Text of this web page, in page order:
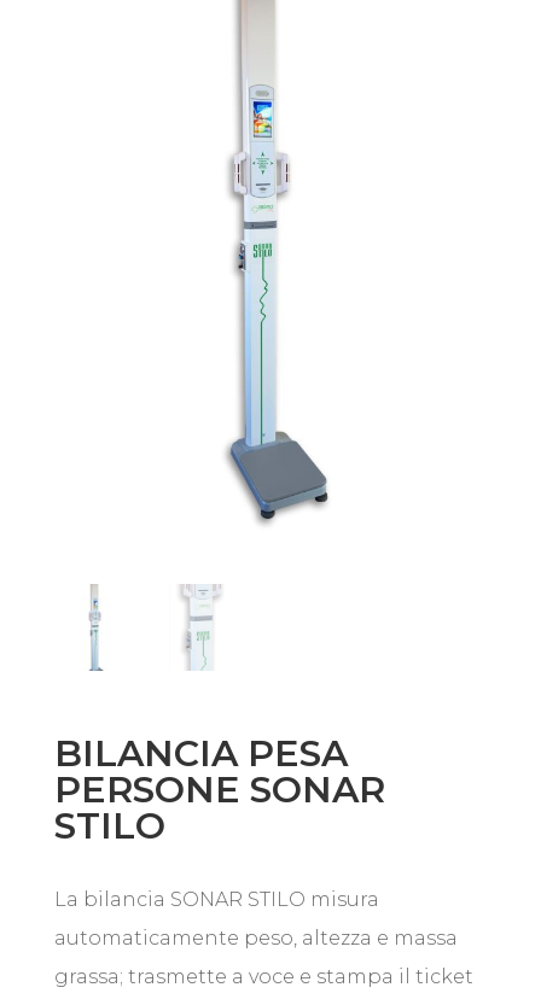
BILANCIA PESA
PERSONE SONAR
STILO
La bilancia SONAR STILO misura
automaticamente peso, altezza e massa
grassa; trasmette a voce e stampa il ticket